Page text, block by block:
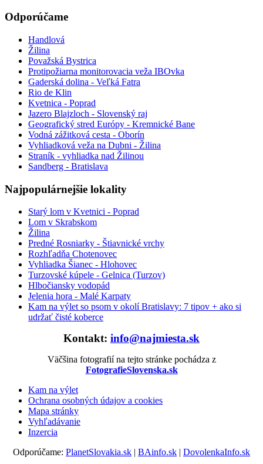
Odporúčame
Handlová
Žilina
Považská Bystrica
Protipožiarna monitorovacia veža IBOvka
Gaderská dolina - Veľká Fatra
Rio de Klin
Kvetnica - Poprad
Jazero Blajzloch - Slovenský raj
Geografický stred Európy - Kremnické Bane
Vodná zážitková cesta - Oborín
Vyhliadková veža na Dubni - Žilina
Straník - vyhliadka nad Žilinou
Sandberg - Bratislava
Najpopulárnejšie lokality
Starý lom v Kvetnici - Poprad
Lom v Skrabskom
Žilina
Predné Rosniarky - Štiavnické vrchy
Rozhľadňa Chotenovec
Vyhliadka Šianec - Hlohovec
Turzovské kúpele - Gelnica (Turzov)
Hlbočiansky vodopád
Jelenia hora - Malé Karpaty
Kam na výlet so psom v okolí Bratislavy: 7 tipov + ako si
udržať čisté koberce
Kontakt: info@najmiesta.sk
Väčšina fotografií na tejto stránke pochádza z
FotografieSlovenska.sk
Kam na výlet
Ochrana osobných údajov a cookies
Mapa stránky
Vyhľadávanie
Inzercia
Odporúčame: PlanetSlovakia.sk | BAinfo.sk | DovolenkaInfo.sk